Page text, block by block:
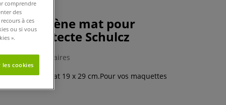
polystyrène mat pour
d'architecte Schulcz
0 Commentaires
mat. Format 19 x 29 cm.Pour vos maquettes
Plus
comprendre
des
à ces
ou si vous
».
cookies